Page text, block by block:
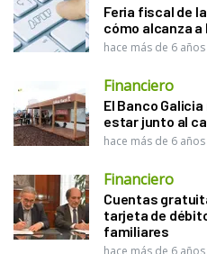
Feria fiscal de
cómo alcanza
hace más de 6 años
Financiero
El Banco
estar junto al
hace más de 6 años
Financiero
Cuentas
tarjeta de
familiares
hace más de 6 años